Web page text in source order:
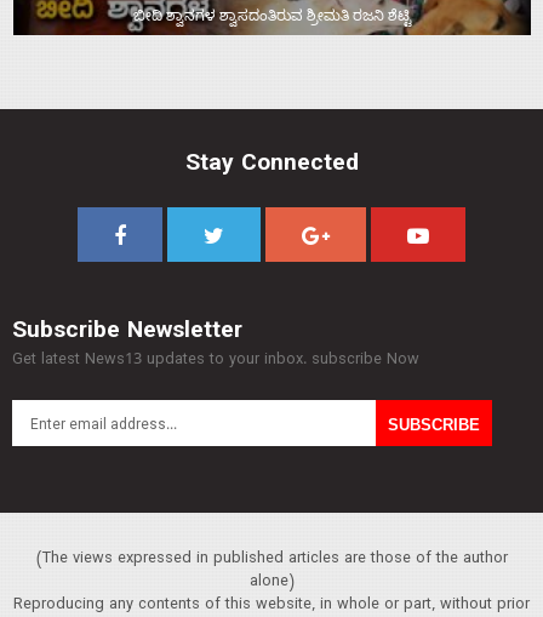
ಬೀದಿ ಶ್ವಾನಗಳ ಶ್ವಾಸದಂತಿರುವ ಶ್ರೀಮತಿ ರಜನಿ ಶೆಟ್ಟಿ
Stay Connected
Subscribe Newsletter
Get latest News13 updates to your inbox. subscribe Now
(The views expressed in published articles are those of the author
alone)
Reproducing any contents of this website, in whole or part, without prior